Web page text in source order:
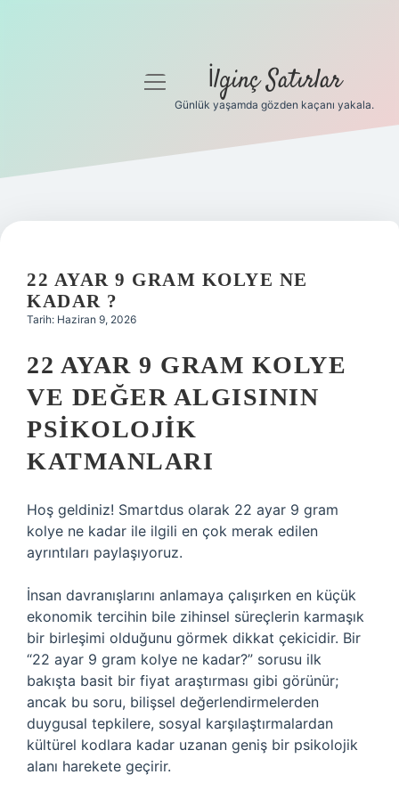
Gizlilik Politikası
Yasal Uyarı
menüyü
İlginç Satırlar
Günlük yaşamda gözden kaçanı yakala.
22 AYAR 9 GRAM KOLYE NE
KADAR ?
Tarih: Haziran 9, 2026
22 AYAR 9 GRAM KOLYE
VE DEĞER ALGISININ
PSIKOLOJIK
KATMANLARI
Hoş geldiniz! Smartdus olarak 22 ayar 9 gram
kolye ne kadar ile ilgili en çok merak edilen
ayrıntıları paylaşıyoruz.
İnsan davranışlarını anlamaya çalışırken en küçük
ekonomik tercihin bile zihinsel süreçlerin karmaşık
bir birleşimi olduğunu görmek dikkat çekicidir. Bir
“22 ayar 9 gram kolye ne kadar?” sorusu ilk
bakışta basit bir fiyat araştırması gibi görünür;
ancak bu soru, bilişsel değerlendirmelerden
duygusal tepkilere, sosyal karşılaştırmalardan
kültürel kodlara kadar uzanan geniş bir psikolojik
alanı harekete geçirir.